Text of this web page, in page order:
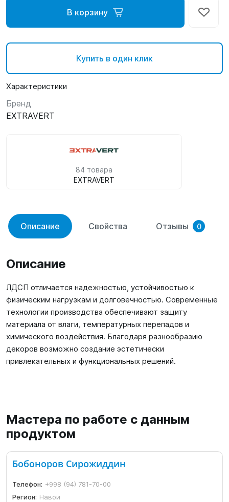
В корзину
Купить в один клик
Характеристики
Бренд
EXTRAVERT
84 товара
EXTRAVERT
Описание Свойства Отзывы 0
Описание
ЛДСП отличается надежностью, устойчивостью к
физическим нагрузкам и долговечностью. Современные
технологии производства обеспечивают защиту
материала от влаги, температурных перепадов и
химического воздействия. Благодаря разнообразию
декоров возможно создание эстетически
привлекательных и функциональных решений.
Мастера по работе с данным
продуктом
Бобоноров Сирожиддин
Телефон: +998 (94) 781-70-00
Регион: Навои